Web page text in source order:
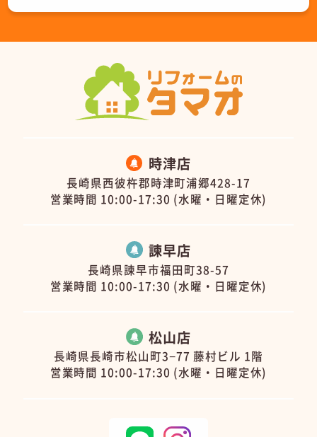
時津店
長崎県西彼杵郡時津町浦郷428-17
営業時間 10:00-17:30 (水曜・日曜定休)
諫早店
長崎県諫早市福田町38-57
営業時間 10:00-17:30 (水曜・日曜定休)
松山店
長崎県長崎市松山町3−77 藤村ビル 1階
営業時間 10:00-17:30 (水曜・日曜定休)